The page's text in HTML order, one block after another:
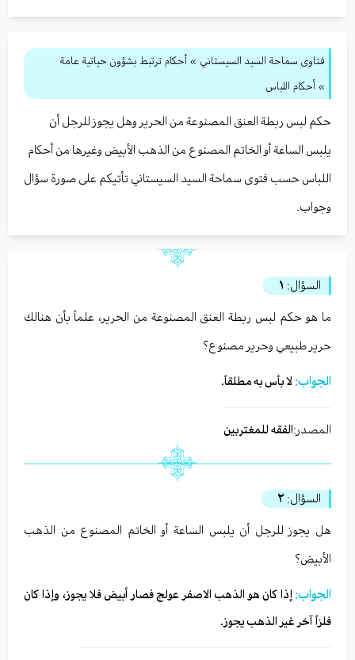
فتاوى سماحة السيد السيستاني » أحكام ترتبط بشؤون حياتية عامة
» أحكام اللباس
حكم لبس ربطة العنق المصنوعة من الحرير وهل يجوز للرجل أن
يلبس الساعة أو الخاتم المصنوع من الذهب الأبيض وغيرها من أحكام
اللباس حسب فتوى سماحة السيد السيستاني تأتيكم على صورة سؤال
وجواب.
السؤال: ١
ما هو حكم لبس ربطة العنق المصنوعة من الحرير، علماً بأن هنالك
حرير طبيعي وحرير مصنوع؟
الجواب: لا بأس به مطلقاً.
المصدر:الفقه للمغتربين
السؤال: ٢
هل يجوز للرجل أن يلبس الساعة أو الخاتم المصنوع من الذهب
الأبيض؟
الجواب: إذا كان هو الذهب الاصفر عولج فصار أبيض فلا يجوز، وإذا كان
فلزاً آخر غير الذهب يجوز.